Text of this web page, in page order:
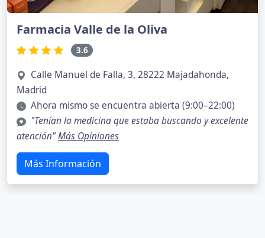
Farmacia Valle de la Oliva
3.6
Calle Manuel de Falla, 3, 28222 Majadahonda,
Madrid
Ahora mismo se encuentra abierta (9:00–22:00)
"Tenían la medicina que estaba buscando y excelente
atención"Más Opiniones
Más Información